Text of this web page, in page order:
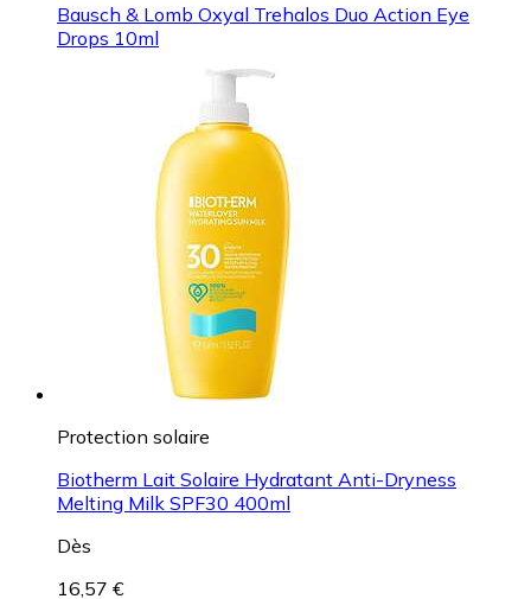
Bausch & Lomb Oxyal Trehalos Duo Action Eye
Drops 10ml
Protection solaire
Biotherm Lait Solaire Hydratant Anti-Dryness
Melting Milk SPF30 400ml
Dès
16,57 €